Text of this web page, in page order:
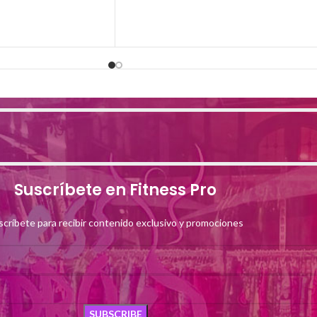
Suscríbete en Fitness Pro
para recibir contenido exclusivo y promociones